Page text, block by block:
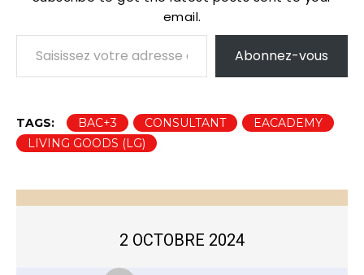
email.
Saisissez votre adresse e-mail…
Abonnez-vous
TAGS: BAC+3 CONSULTANT
EACADEMY
LIVING GOODS (LG)
2 OCTOBRE 2024